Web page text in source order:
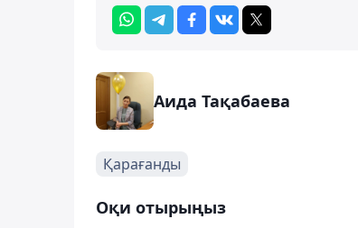
Аида Тақабаева
Қарағанды
Оқи отырыңыз